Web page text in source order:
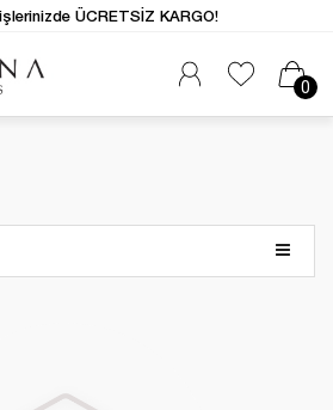
0
ÜCRETSİZ KARGO!